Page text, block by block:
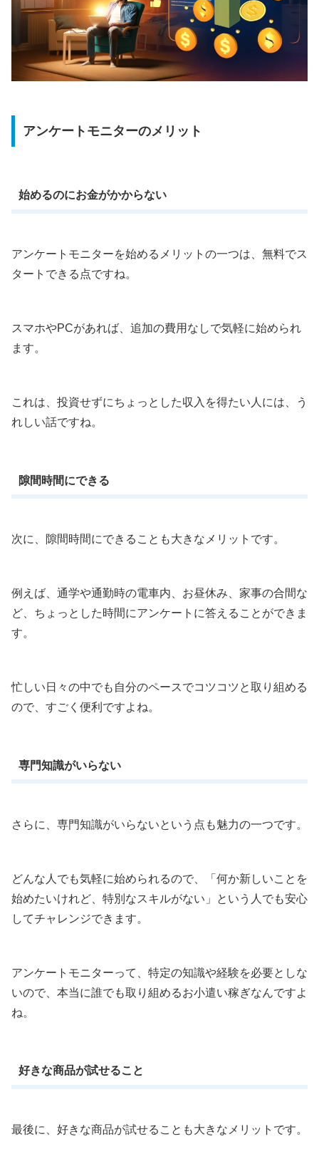
アンケートモニターのメリット
始めるのにお金がかからない
アンケートモニターを始めるメリットの一つは、無料でス
タートできる点ですね。
スマホやPCがあれば、追加の費用なしで気軽に始められ
ます。
これは、投資せずにちょっとした収入を得たい人には、う
れしい話ですね。
隙間時間にできる
次に、隙間時間にできることも大きなメリットです。
例えば、通学や通勤時の電車内、お昼休み、家事の合間な
ど、ちょっとした時間にアンケートに答えることができま
す。
忙しい日々の中でも自分のペースでコツコツと取り組める
ので、すごく便利ですよね。
専門知識がいらない
さらに、専門知識がいらないという点も魅力の一つです。
どんな人でも気軽に始められるので、「何か新しいことを
始めたいけれど、特別なスキルがない」という人でも安心
してチャレンジできます。
アンケートモニターって、特定の知識や経験を必要としな
いので、本当に誰でも取り組めるお小遣い稼ぎなんですよ
ね。
好きな商品が試せること
最後に、好きな商品が試せることも大きなメリットです。